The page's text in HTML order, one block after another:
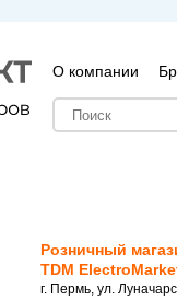
О компании
Розничный
TDM
г. Пермь, ул.